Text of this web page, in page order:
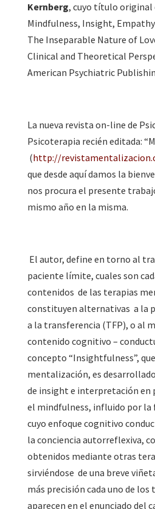
Kernberg, cuyo título original
Mindfulness, Insight,
The Inseparable Nature of
Clinical and Theoretical
American Psychiatric
La nueva revista on-line de
Psicoterapia recién editada:
(http://
que desde aquí damos la
nos procura el presente
mismo año en la misma.
El autor, define en torno al
paciente límite, cuales son
contenidos de las terapias
constituyen alternativas a la
a la transferencia (TFP), o al
contenido cognitivo –
concepto “Insightfulness”,
mentalización, es
de insight e interpretación en
el mindfulness, influido por la
cuyo enfoque cognitivo
la conciencia autorreflexiva,
obtenidos mediante otras
sirviéndose de una breve
más precisión cada uno de los
aparecen en el enunciado del